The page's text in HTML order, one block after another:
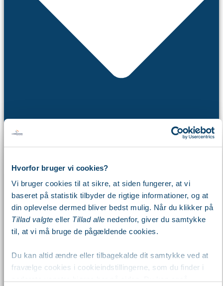
Hvorfor bruger vi cookies?
Vi bruger cookies til at sikre, at siden fungerer, at vi
baseret på statistik tilbyder de rigtige informationer, og at
din oplevelse dermed bliver bedst mulig. Når du klikker på
Tillad valgte eller Tillad alle nedenfor, giver du samtykke
til, at vi må bruge de pågældende cookies.
Du kan altid ændre eller tilbagekalde dit samtykke ved at
fravælge cookies i cookieindstillingerne, som du finder i
Webinar
Workshop
Arbejdsdag
Kalender
Viden